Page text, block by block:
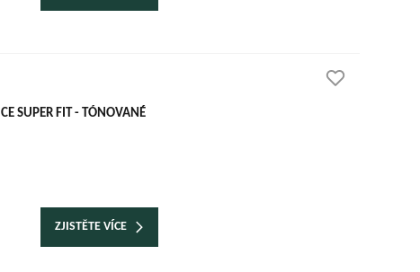
SUPER FIT - TÓNOVANÉ
ZJISTĚTE VÍCE